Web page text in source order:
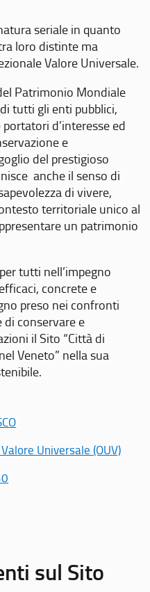
seriale in quanto
loro distinte ma
Valore Universale.
Patrimonio Mondiale
tutti gli enti pubblici,
d’interesse ed
e
del prestigioso
anche il senso di
di vivere,
territoriale unico al
un patrimonio
tutti nell’impegno
concrete e
preso nei confronti
conservare e
il Sito “Città di
Veneto” nella sua
Universale (OUV)
sul Sito